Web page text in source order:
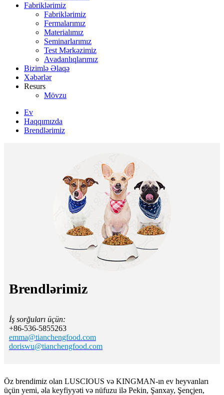
Fabriklərimiz
Fabriklərimiz
Fermalarımız
Materialımız
Seminarlarımız
Test Mərkəzimiz
Avadanlıqlarımız
Bizimlə Əlaqə
Xəbərlər
Resurs
Mövzu
Ev
Haqqımızda
Brendlərimiz
Brendlərimiz
İş sorğuları üçün:
+86-536-5855263
emma@tianchengfood.com
doriswu@tianchengfood.com
Öz brendimiz olan LUSCIOUS və KINGMAN-ın ev heyvanları
üçün yemi, əla keyfiyyəti və nüfuzu ilə Pekin, Şanxay, Şençjen,